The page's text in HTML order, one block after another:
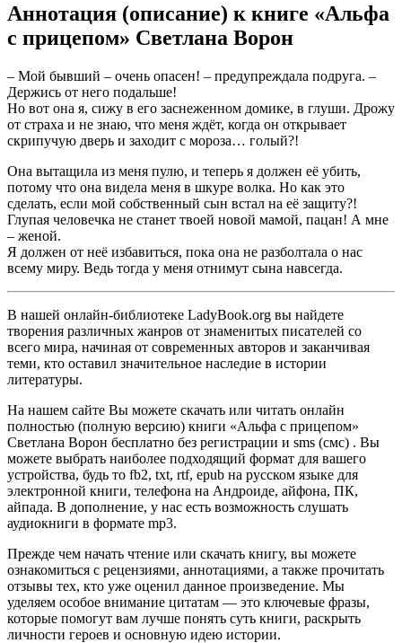
Аннотация (описание) к книге «Альфа
с прицепом» Светлана Ворон
– Мой бывший – очень опасен! – предупреждала подруга. –
Держись от него подальше!
Но вот она я, сижу в его заснеженном домике, в глуши. Дрожу
от страха и не знаю, что меня ждёт, когда он открывает
скрипучую дверь и заходит с мороза… голый?!
Она вытащила из меня пулю, и теперь я должен её убить,
потому что она видела меня в шкуре волка. Но как это
сделать, если мой собственный сын встал на её защиту?!
Глупая человечка не станет твоей новой мамой, пацан! А мне
– женой.
Я должен от неё избавиться, пока она не разболтала о нас
всему миру. Ведь тогда у меня отнимут сына навсегда.
В нашей онлайн-библиотеке LadyBook.org вы найдете
творения различных жанров от знаменитых писателей со
всего мира, начиная от современных авторов и заканчивая
теми, кто оставил значительное наследие в истории
литературы.
На нашем сайте Вы можете скачать или читать онлайн
полностью (полную версию) книги «Альфа с прицепом»
Светлана Ворон бесплатно без регистрации и sms (смс) . Вы
можете выбрать наиболее подходящий формат для вашего
устройства, будь то fb2, txt, rtf, epub на русском языке для
электронной книги, телефона на Андроиде, айфона, ПК,
айпада. В дополнение, у нас есть возможность слушать
аудиокниги в формате mp3.
Прежде чем начать чтение или скачать книгу, вы можете
ознакомиться с рецензиями, аннотациями, а также прочитать
отзывы тех, кто уже оценил данное произведение. Мы
уделяем особое внимание цитатам — это ключевые фразы,
которые помогут вам лучше понять суть книги, раскрыть
личности героев и основную идею истории.